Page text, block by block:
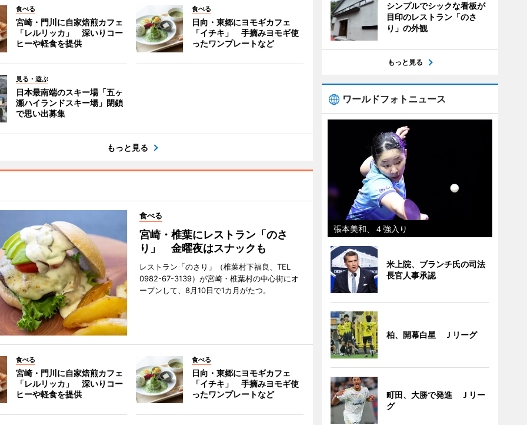
食べる
宮崎・門川に自家焙煎カフェ
「レルリッカ」 深いりコー
ヒーや軽食を提供
食べる
日向・東郷にヨモギカフェ
「イチキ」 手摘みヨモギ使
ったワンプレートなど
見る・遊ぶ
日本最南端のスキー場「五ヶ
瀬ハイランドスキー場」閉鎖
で思い出募集
もっと見る
食べる
宮崎・椎葉にレストラン「のさ
り」 金曜夜はスナックも
レストラン「のさり」（椎葉村下福良、TEL
0982-67-3139）が宮崎・椎葉村の中心街にオ
ープンして、8月10日で1カ月がたつ。
食べる
宮崎・門川に自家焙煎カフェ
「レルリッカ」 深いりコー
ヒーや軽食を提供
食べる
日向・東郷にヨモギカフェ
「イチキ」 手摘みヨモギ使
ったワンプレートなど
シンプルでシックな看板が
目印のレストラン「のさ
り」の外観
もっと見る
ワールドフォトニュース
張本美和、４強入り
米上院、ブランチ氏の司法
長官人事承認
柏、開幕白星 Ｊリーグ
町田、大勝で発進 Ｊリー
グ